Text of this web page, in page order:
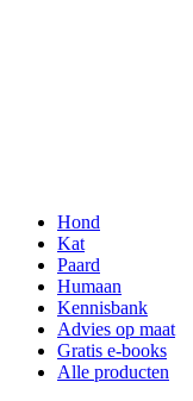
Hond
Kat
Paard
Humaan
Kennisbank
Advies op maat
Gratis e-books
Alle producten